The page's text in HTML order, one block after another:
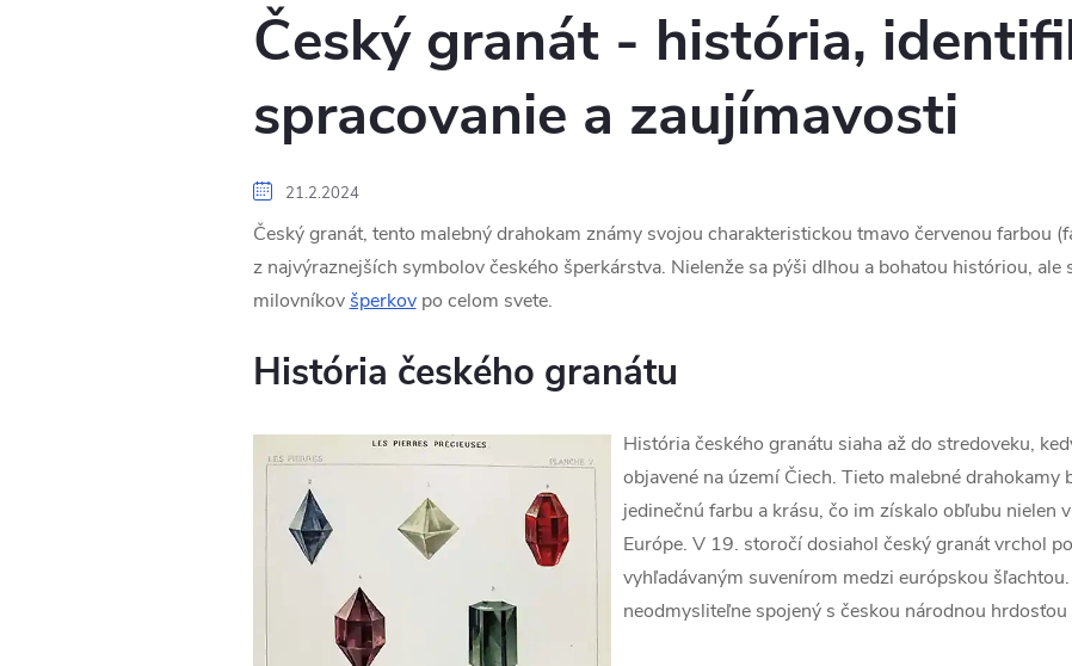
Český granát - história,
spracovanie a zaujímavosti
21.2.2024
Český granát, tento malebný drahokam známy svojou charakteristickou tmavo červenou farbou
z najvýraznejších symbolov českého šperkárstva. Nielenže sa pýši dlhou a bohatou históriou, ale
milovníkov šperkovpo celom svete.
História českého granátu
História českého granátu siaha až do stredoveku,
objavené na území Čiech. Tieto malebné drahokamy
jedinečnú farbu a krásu, čo im získalo obľubu nielen
Európe. V 19. storočí dosiahol český granát vrchol
vyhľadávaným suvenírom medzi európskou
neodmysliteľne spojený s českou národnou